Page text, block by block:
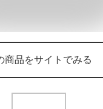
商品をサイトでみる